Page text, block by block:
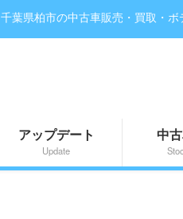
千葉県柏市の中古車販売・買取・
アップデート
Update
中